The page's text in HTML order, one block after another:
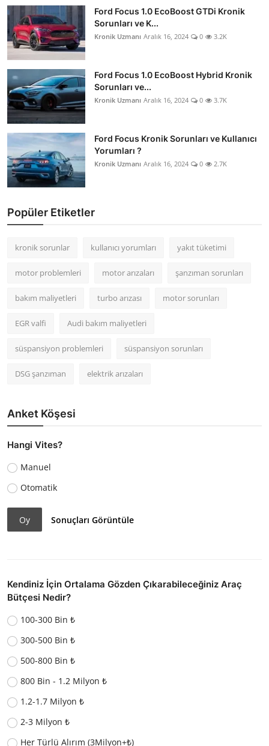
Ford Focus 1.0 EcoBoost GTDi Kronik
Sorunları ve K...
Kronik Uzmanı Aralık 16, 2024 0 3.2K
Ford Focus 1.0 EcoBoost Hybrid Kronik
Sorunları ve...
Kronik Uzmanı Aralık 16, 2024 0 3.7K
Ford Focus Kronik Sorunları ve Kullanıcı
Yorumları ?
Kronik Uzmanı Aralık 16, 2024 0 2.7K
Popüler Etiketler
kronik sorunlar kullanıcı yorumları yakıt tüketimi
motor problemleri motor arızaları şanzıman sorunları
bakım maliyetleri turbo arızası motor sorunları
EGR valfi Audi bakım maliyetleri
süspansiyon problemleri süspansiyon sorunları
DSG şanzıman elektrik arızaları
Anket Köşesi
Hangi Vites?
Manuel
Otomatik
Oy Sonuçları Görüntüle
Kendiniz İçin Ortalama Gözden Çıkarabileceğiniz Araç
Bütçesi Nedir?
100-300 Bin ₺
300-500 Bin ₺
500-800 Bin ₺
800 Bin - 1.2 Milyon ₺
1.2-1.7 Milyon ₺
2-3 Milyon ₺
Her Türlü Alırım (3Milyon+₺)